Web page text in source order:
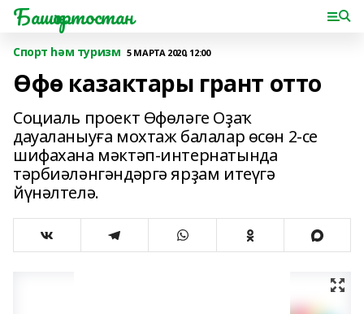
Башҡортостан
Спорт һәм туризм 5 МАРТА 2020, 12:00
Өфө казактары грант отто
Социаль проект Өфөләге Оҙаҡ
дауаланыуға мохтаж балалар өсөн 2-се
шифахана мәктәп-интернатында
тәрбиәләнгәндәргә ярҙам итеүгә
йүнәлтелә.